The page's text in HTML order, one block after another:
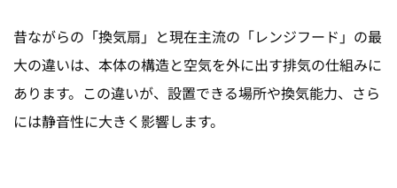
昔ながらの「換気扇」と現在主流の「レンジフード」の最
大の違いは、本体の構造と空気を外に出す排気の仕組みに
あります。この違いが、設置できる場所や換気能力、さら
には静音性に大きく影響します。